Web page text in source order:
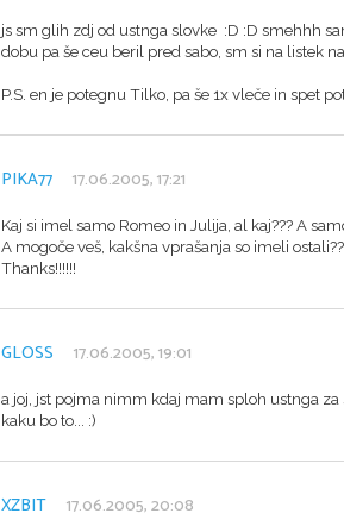
js sm glih zdj od ustnga slovke :D :D smehhh
dobu pa še ceu beril pred sabo, sm si na listek
P.S. en je potegnu Tilko, pa še 1x vleče in spet
PIKA77 17.06.2005, 17:21
Kaj si imel samo Romeo in Julija, al kaj??? A
A mogoče veš, kakšna vprašanja so imeli
Thanks!!!!!!
GLOSS 17.06.2005, 19:01
a joj, jst pojma nimm kdaj mam sploh ustnga
kaku bo to... :)
XZBIT 17.06.2005, 20:08